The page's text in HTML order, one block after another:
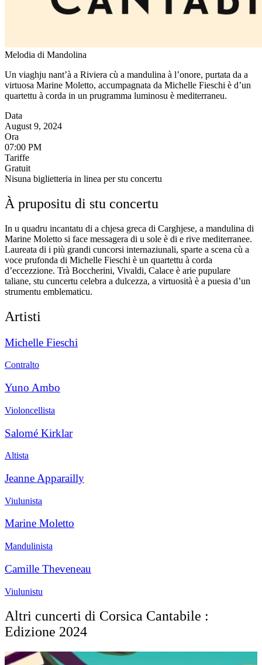
Melodia di Mandolina
Un viaghju nant’à a Riviera cù a mandulina à l’onore, purtata da a
virtuosa Marine Moletto, accumpagnata da Michelle Fieschi è d’un
quartettu à corda in un prugramma luminosu è mediterraneu.
Data
August 9, 2024
Ora
07:00 PM
Tariffe
Gratuit
Nisuna biglietteria in linea per stu concertu
À prupositu di stu concertu
In u quadru incantatu di a chjesa greca di Carghjese, a mandulina di
Marine Moletto si face messagera di u sole è di e rive mediterranee.
Laureata di i più grandi cuncorsi internaziunali, sparte a scena cù a
voce prufonda di Michelle Fieschi è un quartettu à corda
d’eccezzione. Trà Boccherini, Vivaldi, Calace è arie pupulare
taliane, stu cuncertu celebra a dulcezza, a virtuosità è a puesia d’un
strumentu emblematicu.
Artisti
Michelle Fieschi
Contralto
Yuno Ambo
Violoncellista
Salomé Kirklar
Altista
Jeanne Apparailly
Viulunista
Marine Moletto
Mandulinista
Camille Theveneau
Viulunistu
Altri cuncerti di Corsica Cantabile :
Edizione 2024